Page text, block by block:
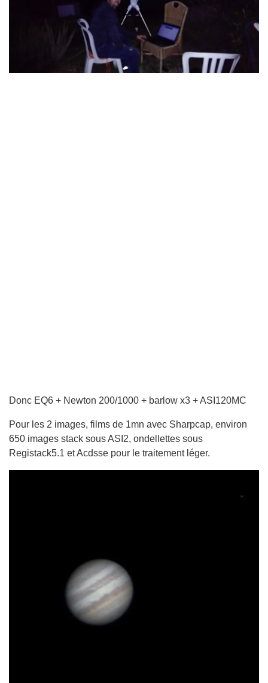
Donc EQ6 + Newton 200/1000 + barlow x3 + ASI120MC
Pour les 2 images, films de 1mn avec Sharpcap, environ
650 images stack sous ASI2, ondellettes sous
Registack5.1 et Acdsse pour le traitement léger.